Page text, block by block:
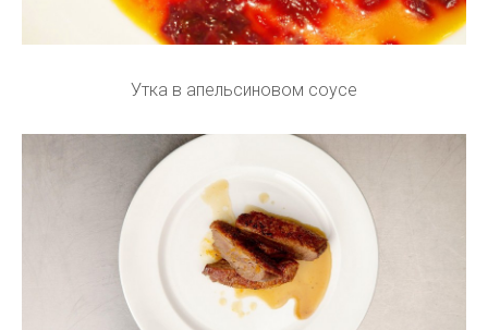
Утка в апельсиновом соусе